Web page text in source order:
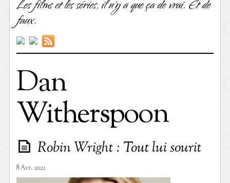
Les films et les séries, il n'y a que ça de vrai. Et de
faux.
Dan
Witherspoon
Robin Wright : Tout lui sourit
8 Avr. 2021